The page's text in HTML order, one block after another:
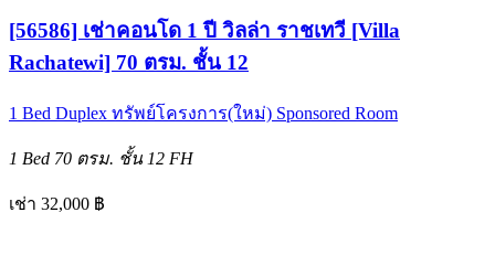
[56586] เช่าคอนโด 1 ปี วิลล่า ราชเทวี [Villa
Rachatewi] 70 ตรม. ชั้น 12
1 Bed Duplex ทรัพย์โครงการ(ใหม่) Sponsored Room
1 Bed 70 ตรม. ชั้น 12 FH
เช่า 32,000 ฿